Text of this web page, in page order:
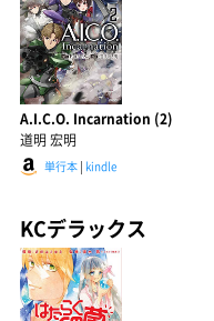
A.I.C.O. Incarnation (2)
道明 宏明
単行本 | kindle
KCデラックス